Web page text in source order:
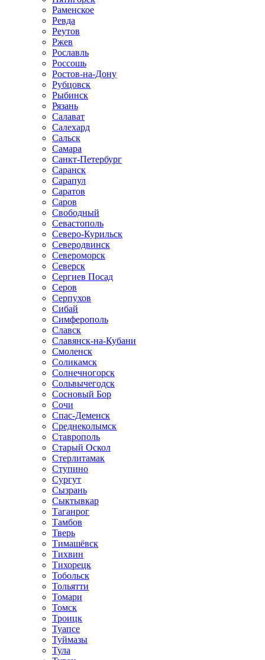
Раменское
Ревда
Реутов
Ржев
Рославль
Россошь
Ростов-на-Дону
Рубцовск
Рыбинск
Рязань
Салават
Салехард
Сальск
Самара
Санкт-Петербург
Саранск
Сарапул
Саратов
Саров
Свободный
Севастополь
Северо-Курильск
Северодвинск
Североморск
Северск
Сергиев Посад
Серов
Серпухов
Сибай
Симферополь
Славск
Славянск-на-Кубани
Смоленск
Соликамск
Солнечногорск
Сольвычегодск
Сосновый Бор
Сочи
Спас-Деменск
Среднеколымск
Ставрополь
Старый Оскол
Стерлитамак
Ступино
Сургут
Сызрань
Сыктывкар
Таганрог
Тамбов
Тверь
Тимашёвск
Тихвин
Тихорецк
Тобольск
Тольятти
Томари
Томск
Троицк
Туапсе
Туймазы
Тула